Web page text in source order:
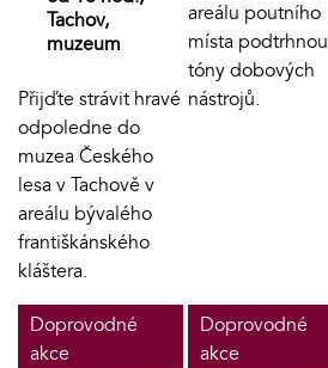
Tachov,
muzeum
Přijďte strávit hravé
odpoledne do
muzea Českého
lesa v Tachově v
areálu bývalého
františkánského
kláštera.
areálu poutního
místa podtrhnou
tóny dobových
nástrojů.
Doprovodné
akce
Doprovodné
akce